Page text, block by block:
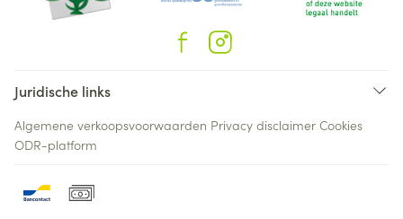
Juridische links
Algemene verkoopsvoorwaarden Privacy disclaimer Cookies
ODR-platform